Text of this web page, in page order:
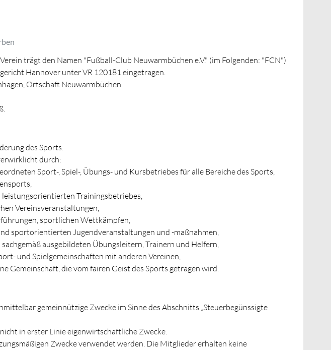
trägt den Namen "Fußball-Club Neuwarmbüchen e.V." (im Folgenden: "FCN")
Hannover unter VR 120181 eingetragen.
Ortschaft Neuwarmbüchen.
des Sports.
durch:
Sport-, Spiel-, Übungs- und Kursbetriebes für alle Bereiche des Sports,
Trainingsbetriebes,
Vereinsveranstaltungen,
sportlichen Wettkämpfen,
sportorientierten Jugendveranstaltungen und -maßnahmen,
ausgebildeten Übungsleitern, Trainern und Helfern,
und Spielgemeinschaften mit anderen Vereinen,
Gemeinschaft, die vom fairen Geist des Sports getragen wird.
gemeinnützige Zwecke im Sinne des Abschnitts „Steuerbegünssigte
in erster Linie eigenwirtschaftliche Zwecke.
Zwecke verwendet werden. Die Mitglieder erhalten keine